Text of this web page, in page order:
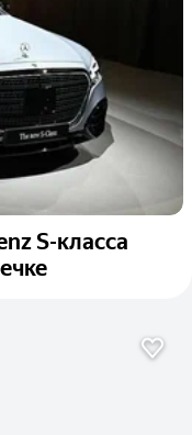
S-класса